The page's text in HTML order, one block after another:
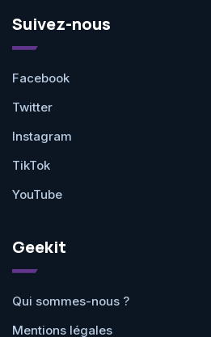
Suivez-nous
Facebook
Twitter
Instagram
TikTok
YouTube
Geekit
Qui sommes-nous ?
Mentions légales